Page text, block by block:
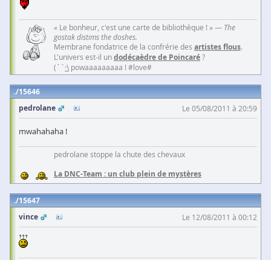
« Le bonheur, c'est une carte de bibliothèque ! » — The
gostak distims the doshes.
Membrane fondatrice de la confrérie des artistes flous.
L'univers est-il undodécaèdre de Poincaré?
(``·\ powaaaaaaaaa ! #love#
15646
pedrolane
Le 05/08/2011 à 20:59
mwahahaha !
pedrolane stoppe la chute des chevaux
La DNC-Team : un club plein de mystères
15647
vince
Le 12/08/2011 à 00:12